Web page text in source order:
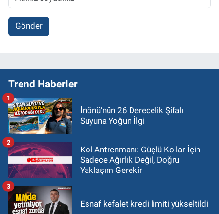
Gönder
Trend Haberler
İnönü’nün 26 Derecelik Şifalı
Suyuna Yoğun İlgi
1
Kol Antrenmanı: Güçlü Kollar İçin
Sadece Ağırlık Değil, Doğru
Yaklaşım Gerekir
2
Esnaf kefalet kredi limiti yükseltildi
3